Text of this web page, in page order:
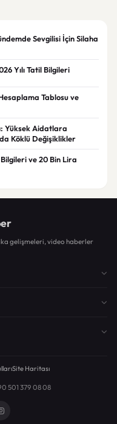
Sevgilisi İçin Silaha
Yılı Tatil Bilgileri
Tablosu ve
Yüksek Aidatlara
Köklü Değişiklikler
ve 20 Bin Lira
gelişmeleri, video haberler
Site Haritası
501 379 08 08